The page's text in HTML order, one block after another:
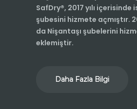
SafDry®, 2017 yılı içerisinde
şubesini hizmete açmıştır.
da Nişantaşı şubelerini
eklemiştir.
Daha Fazla Bilgi